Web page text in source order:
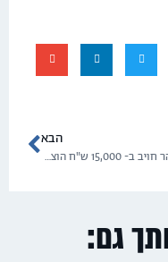
הבא
מיקי זוהר חויב ב- 15,000 ש"ח הוצאות
גם: